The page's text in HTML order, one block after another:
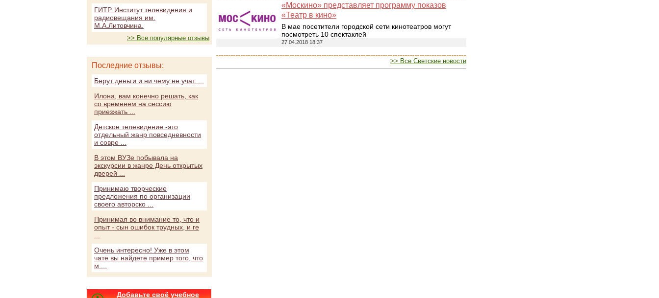
«Москино» представляет программу показов
«Театр в кино»
В мае посетители городской сети кинотеатров могут
посмотреть 10 спектаклей
27.04.2018 18:37
>> Все Светские новости
ГИТР. Институт телевидения и
радиовещания им.
М.А.Литовчина.
>> Все популярные отзывы
Последние отзывы:
Берут деньги и ни чему не учат. ...
Илона, вам конечно решать, как
со временем на сессию
приезжать ...
Детское телевидение -это
отдельный жанр повседневности
и совре ...
В этом ВУЗе побывала на
экскурсии в жанре День открытых
дверей ...
Принимаю творческие
предложения по организации
своего авторско ...
Принимая во внимание то, что и
опыт - сын ошибок трудных, и ге
Очень интересно! Уже в этом
чате вы найдете пример того, что
м ...
Добавьте своё учебное